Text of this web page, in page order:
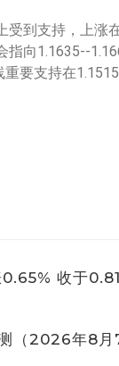
受到支持，上
指向1.1635--
要支持在
收于
（2026年8月